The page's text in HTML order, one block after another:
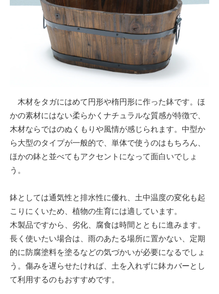
木材をタガにはめて円形や楕円形に作った鉢です。ほ
かの素材にはない柔らかくナチュラルな質感が特徴で、
木材ならではのぬくもりや風情が感じられます。中型か
ら大型のタイプが一般的で、単体で使うのはもちろん、
ほかの鉢と並べてもアクセントになって面白いでしょ
う。
鉢としては通気性と排水性に優れ、土中温度の変化も起
こりにくいため、植物の生育には適しています。
木製品ですから、劣化、腐食は時間とともに進みます。
長く使いたい場合は、雨のあたる場所に置かない、定期
的に防腐塗料を塗るなどの気づかいが必要になるでしょ
う。傷みを遅らせたければ、土を入れずに鉢カバーとし
て利用するのもおすすめです。